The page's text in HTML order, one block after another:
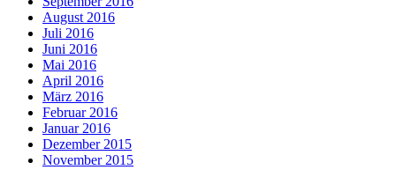
August 2016
Juli 2016
Juni 2016
Mai 2016
April 2016
März 2016
Februar 2016
Januar 2016
Dezember 2015
November 2015